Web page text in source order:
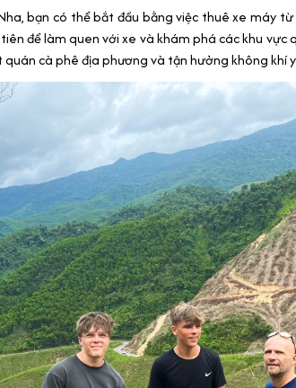
bạn có thể bắt đầu bằng việc thuê xe máy
để làm quen với xe và khám phá các khu vực
cà phê địa phương và tận hưởng không khí